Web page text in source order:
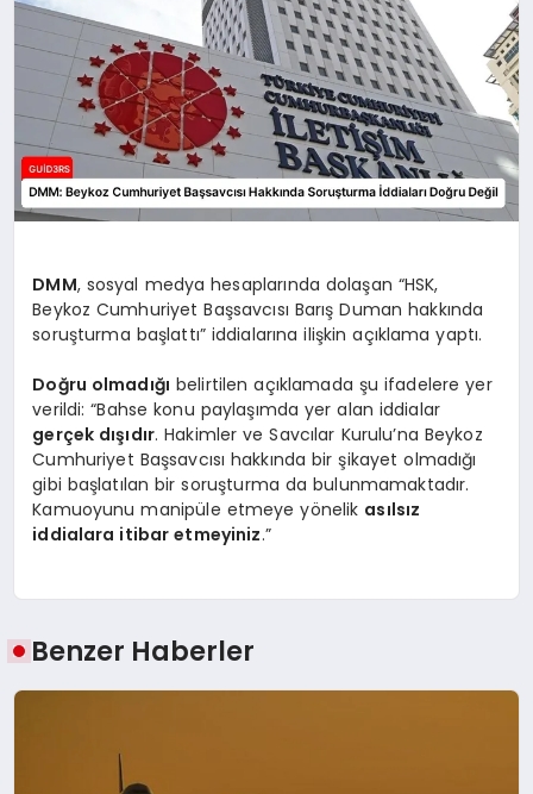
DMM, sosyal medya hesaplarında dolaşan “HSK,
Beykoz Cumhuriyet Başsavcısı Barış Duman hakkında
soruşturma başlattı” iddialarına ilişkin açıklama yaptı.
Doğru olmadığı belirtilen açıklamada şu ifadelere yer
verildi: “Bahse konu paylaşımda yer alan iddialar
gerçek dışıdır. Hakimler ve Savcılar Kurulu’na Beykoz
Cumhuriyet Başsavcısı hakkında bir şikayet olmadığı
gibi başlatılan bir soruşturma da bulunmamaktadır.
Kamuoyunu manipüle etmeye yönelik asılsız
iddialara itibar etmeyiniz.”
Benzer Haberler